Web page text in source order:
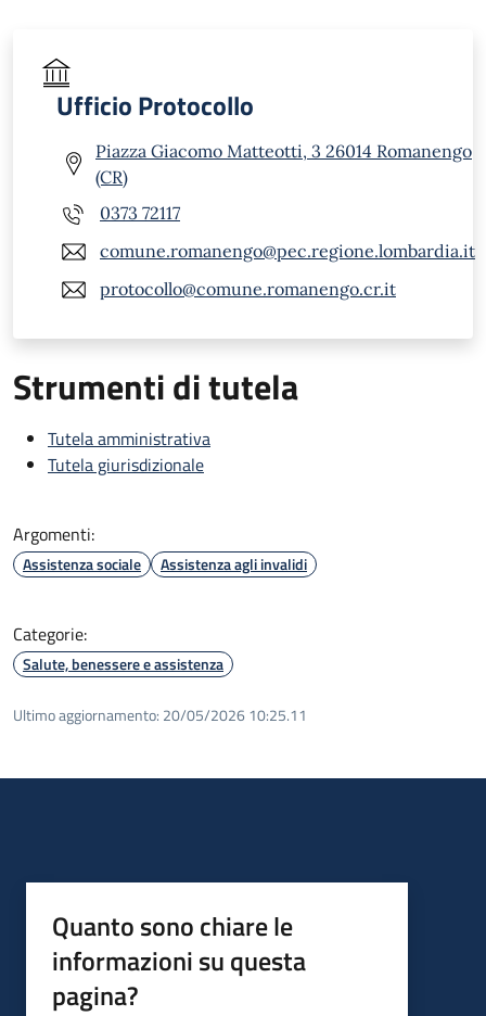
Ufficio Protocollo
Piazza Giacomo Matteotti, 3 26014 Romanengo
(CR)
0373 72117
comune.romanengo@pec.regione.lombardia.it
protocollo@comune.romanengo.cr.it
Strumenti di tutela
Tutela amministrativa
Tutela giurisdizionale
Argomenti:
Assistenza sociale Assistenza agli invalidi
Categorie:
Salute, benessere e assistenza
Ultimo aggiornamento: 20/05/2026 10:25.11
Quanto sono chiare le
informazioni su questa
pagina?